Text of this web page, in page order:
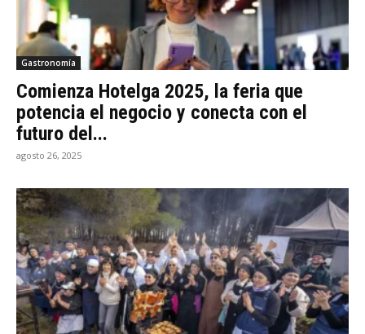
Gastronomía
Comienza Hotelga 2025, la feria que
potencia el negocio y conecta con el
futuro del...
agosto 26, 2025